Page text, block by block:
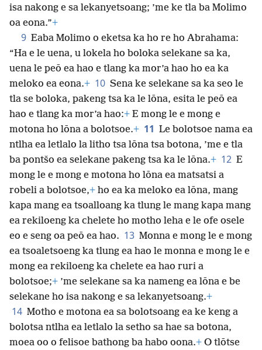
isa nakong e sa lekanyetsoang; ’me ke tla ba Molimo
oa eona.”+
9 Eaba Molimo o eketsa ka ho re ho Abrahama:
“Ha e le uena, u lokela ho boloka selekane sa ka,
uena le peō ea hao e tlang ka mor’a hao ho ea ka
meloko ea eona.+ 10 Sena ke selekane sa ka seo le
tla se boloka, pakeng tsa ka le lōna, esita le peō ea
hao e tlang ka mor’a hao:+ E mong le e mong e
motona ho lōna a bolotsoe.+ 11 Le bolotsoe nama ea
ntlha ea letlalo la litho tsa lōna tsa botona, ’me e tla
ba pontšo ea selekane pakeng tsa ka le lōna.+ 12 E
mong le e mong e motona ho lōna ea matsatsi a
robeli a bolotsoe,+ ho ea ka meloko ea lōna, mang
kapa mang ea tsoalloang ka tlung le mang kapa mang
ea rekiloeng ka chelete ho motho leha e le ofe osele
eo e seng oa peō ea hao. 13 Monna e mong le e mong
ea tsoaletsoeng ka tlung ea hao le monna e mong le e
mong ea rekiloeng ka chelete ea hao ruri a
bolotsoe;+ ’me selekane sa ka nameng ea lōna e be
selekane ho isa nakong e sa lekanyetsoang.+
14 Motho e motona ea sa bolotsoang ea ke keng a
bolotsa ntlha ea letlalo la setho sa hae sa botona,
moea oo o felisoe bathong ba habo oona.+ O tlōtse